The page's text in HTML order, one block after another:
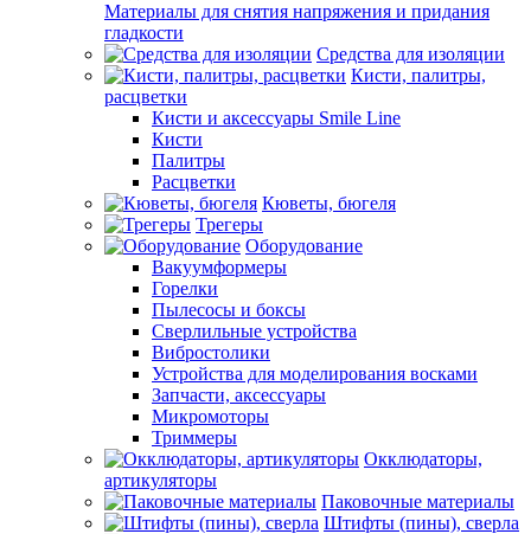
Материалы для снятия напряжения и придания
гладкости
Средства для изоляции
Кисти, палитры,
расцветки
Кисти и аксессуары Smile Line
Кисти
Палитры
Расцветки
Кюветы, бюгеля
Трегеры
Оборудование
Вакуумформеры
Горелки
Пылесосы и боксы
Сверлильные устройства
Вибростолики
Устройства для моделирования восками
Запчасти, аксессуары
Микромоторы
Триммеры
Окклюдаторы,
артикуляторы
Паковочные материалы
Штифты (пины), сверла